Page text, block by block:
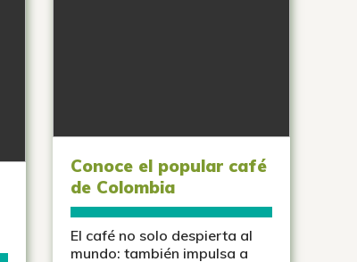
Conoce el popular café
de Colombia
El café no solo despierta al
mundo: también impulsa a